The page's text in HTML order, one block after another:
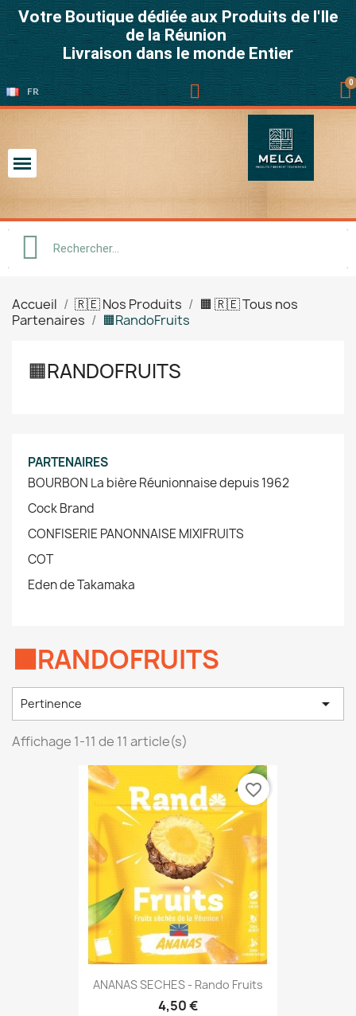
Votre Boutique dédiée aux Produits de l'Ile
de la Réunion
Livraison dans le monde Entier
FR
Accueil 🇷🇪 Nos Produits
🟧 🇷🇪 Tous nos
Partenaires
🟧RandoFruits
🟧RANDOFRUITS
PARTENAIRES
BOURBON La bière Réunionnaise depuis 1962
Cock Brand
CONFISERIE PANONNAISE MIXIFRUITS
COT
Eden de Takamaka
🟧RANDOFRUITS
Pertinence 
Affichage 1-11 de 11 article(s)
ANANAS SECHES - Rando Fruits
4,50 €
favorite_border